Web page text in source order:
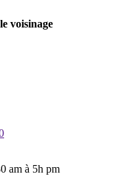
voisinage
am à 5h pm